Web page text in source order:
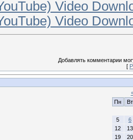
Video
Video
Добавлять комментарии
[
Пн
Вт
5
6
12
13
19
20